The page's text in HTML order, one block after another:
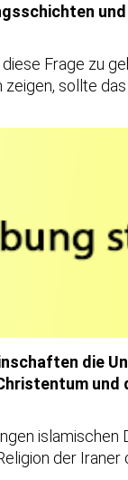
Frage zu
sollte
die
islamischen
der